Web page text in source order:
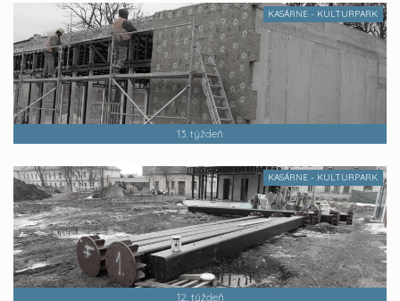
KASÁRNE - KULTURPARK
13. týždeň
KASÁRNE - KULTURPARK
12. týždeň